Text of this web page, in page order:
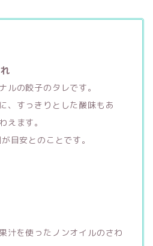
ルの餃子のタレです。
、すっきりとした酸味もあ
えます。
目安とのことです。
汁を使ったノンオイルのさわ